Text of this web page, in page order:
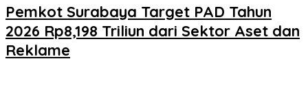
Pemkot Surabaya Target PAD Tahun
2026 Rp8,198 Triliun dari Sektor Aset dan
Reklame